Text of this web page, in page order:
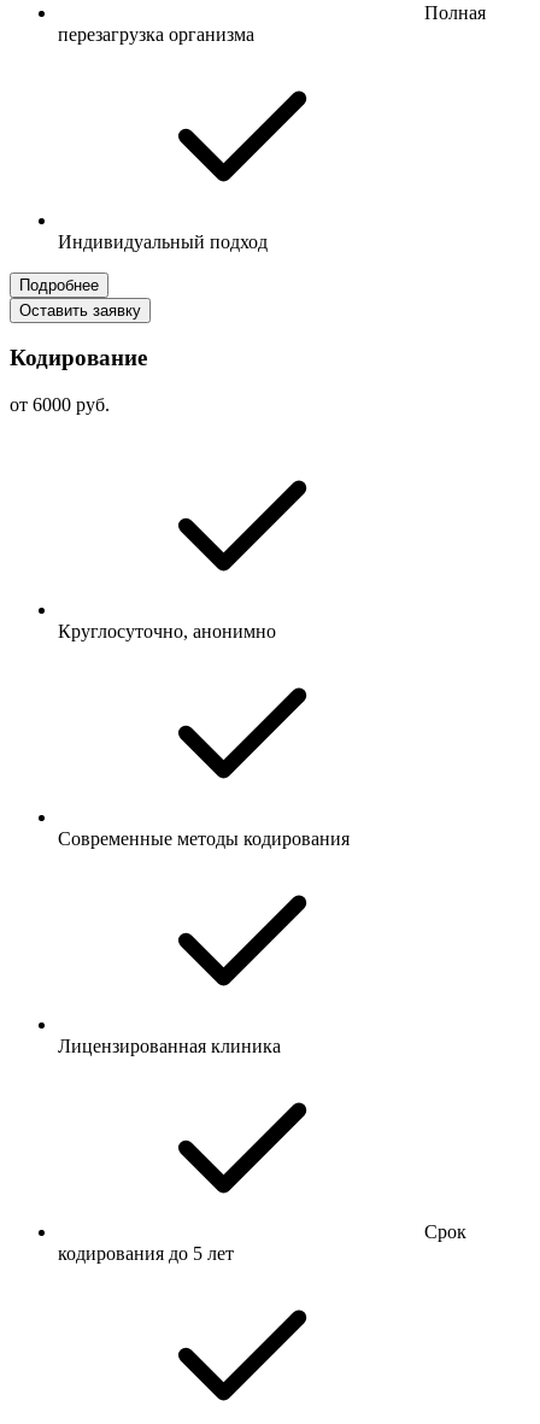
Полная
перезагрузка организма
Индивидуальный подход
Подробнее
Оставить заявку
Кодирование
от 6000 руб.
Круглосуточно, анонимно
Современные методы кодирования
Лицензированная клиника
Срок
кодирования до 5 лет